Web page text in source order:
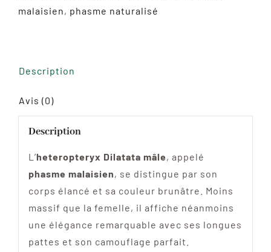
malaisien, phasme naturalisé
Description
Avis (0)
Description
L’heteropteryx Dilatata mâle, appelé
phasme malaisien, se distingue par son
corps élancé et sa couleur brunâtre. Moins
massif que la femelle, il affiche néanmoins
une élégance remarquable avec ses longues
pattes et son camouflage parfait.